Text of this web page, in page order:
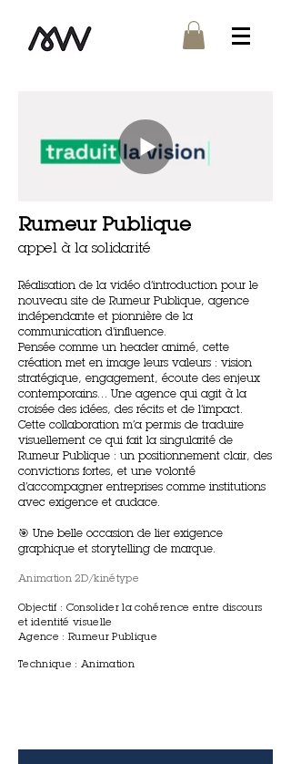
Rumeur Publique
appel à la solidarité
Réalisation de la vidéo d’introduction pour le
nouveau site de Rumeur Publique, agence
indépendante et pionnière de la
communication d’influence.
Pensée comme un header animé, cette
création met en image leurs valeurs : vision
stratégique, engagement, écoute des enjeux
contemporains… Une agence qui agit à la
croisée des idées, des récits et de l’impact.
Cette collaboration m’a permis de traduire
visuellement ce qui fait la singularité de
Rumeur Publique : un positionnement clair, des
convictions fortes, et une volonté
d’accompagner entreprises comme institutions
avec exigence et audace.
🎯 Une belle occasion de lier exigence
graphique et storytelling de marque.
Animation 2D/kinétype
Objectif : Consolider la cohérence entre discours
et identité visuelle
Agence : Rumeur Publique
Technique : Animation